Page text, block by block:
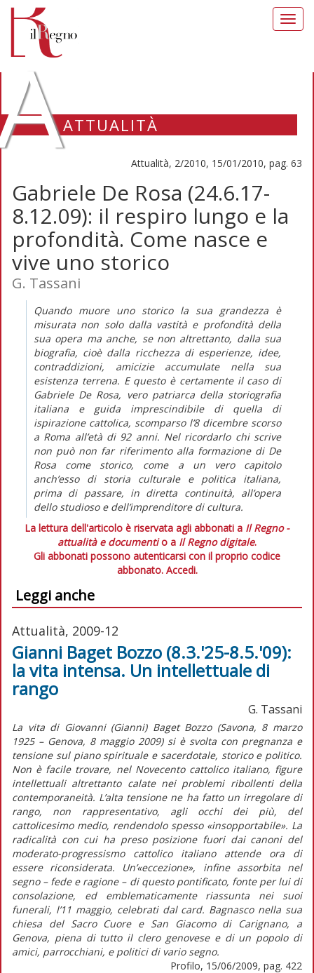
ATTUALITÀ
Attualità, 2/2010, 15/01/2010, pag. 63
Gabriele De Rosa (24.6.17-
8.12.09): il respiro lungo e la
profondità. Come nasce e
vive uno storico
G. Tassani
Quando muore uno storico la sua grandezza è
misurata non solo dalla vastità e profondità della
sua opera ma anche, se non altrettanto, dalla sua
biografia, cioè dalla ricchezza di esperienze, idee,
contraddizioni, amicizie accumulate nella sua
esistenza terrena. E questo è certamente il caso di
Gabriele De Rosa, vero patriarca della storiografia
italiana e guida imprescindibile di quella di
ispirazione cattolica, scomparso l’8 dicembre scorso
a Roma all’età di 92 anni. Nel ricordarlo chi scrive
non può non far riferimento alla formazione di De
Rosa come storico, come a un vero capitolo
anch’esso di storia culturale e politica italiana,
prima di passare, in diretta continuità, all’opera
dello studioso e dell’imprenditore di cultura.
La lettura dell'articolo è riservata agli abbonati a Il Regno -
attualità e documentio a Il Regno digitale.
Gli abbonati possono autenticarsi con il proprio codice
abbonato. Accedi.
Leggi anche
Attualità, 2009-12
Gianni Baget Bozzo (8.3.'25-8.5.'09):
la vita intensa. Un intellettuale di
rango
G. Tassani
La vita di Giovanni (Gianni) Baget Bozzo (Savona, 8 marzo
1925 – Genova, 8 maggio 2009) si è svolta con pregnanza e
tensione sul piano spirituale e sacerdotale, storico e politico.
Non è facile trovare, nel Novecento cattolico italiano, figure
intellettuali altrettanto calate nei problemi ribollenti della
contemporaneità. L’alta tensione ne ha fatto un irregolare di
rango, non rappresentativo, agli occhi dei più, del
cattolicesimo medio, rendendolo spesso «insopportabile». La
radicalità con cui ha preso posizione fuori dai canoni del
moderato-progressismo cattolico italiano attende ora di
essere riconsiderata. Un’«eccezione», infine assorbita nel
segno – fede e ragione – di questo pontificato, fonte per lui di
consolazione, ed emblematicamente riassunta nei suoi
funerali, l’11 maggio, celebrati dal card. Bagnasco nella sua
chiesa del Sacro Cuore e San Giacomo di Carignano, a
Genova, piena di tutto il clero genovese e di un popolo di
amici, parrocchiani, e politici di vario segno.
Profilo, 15/06/2009, pag. 422